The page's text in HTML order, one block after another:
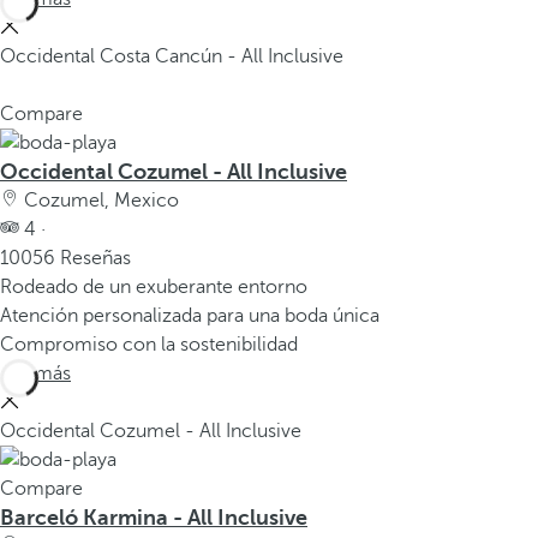
Occidental Costa Cancún - All Inclusive
Compare
Occidental Cozumel - All Inclusive
Cozumel, Mexico
4 ·
10056 Reseñas
Rodeado de un exuberante entorno
Atención personalizada para una boda única
Compromiso con la sostenibilidad
Ver más
Occidental Cozumel - All Inclusive
Compare
Barceló Karmina - All Inclusive